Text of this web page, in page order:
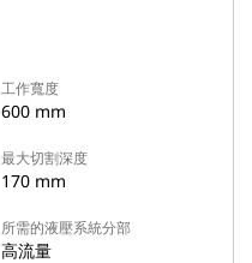
工作寬度
600 mm
最大切割深度
170 mm
所需的液壓系統分部
高流量